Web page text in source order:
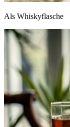
Als Whiskyflasche